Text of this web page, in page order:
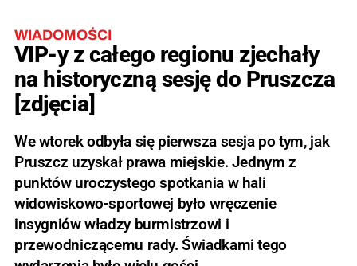
WIADOMOŚCI
VIP-y z całego regionu zjechały
na historyczną sesję do Pruszcza
[zdjęcia]
We wtorek odbyła się pierwsza sesja po tym, jak
Pruszcz uzyskał prawa miejskie. Jednym z
punktów uroczystego spotkania w hali
widowiskowo-sportowej było wręczenie
insygniów władzy burmistrzowi i
przewodniczącemu rady. Świadkami tego